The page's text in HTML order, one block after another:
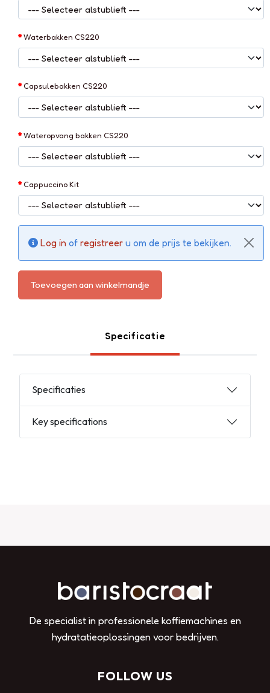
Waterbakken CS220
Capsulebakken CS220
Wateropvang bakken CS220
Cappuccino Kit
Log in of registreer u om de prijs te bekijken.
Toevoegen aan winkelmandje
Specificatie
Specificaties
Key specifications
De specialist in professionele koffiemachines en
hydratatieoplossingen voor bedrijven.
FOLLOW US